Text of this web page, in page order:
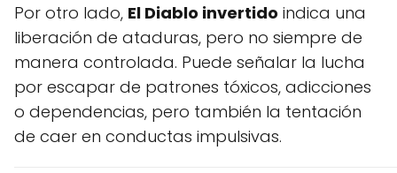
Por otro lado, El Diablo invertido indica una
liberación de ataduras, pero no siempre de
manera controlada. Puede señalar la lucha
por escapar de patrones tóxicos, adicciones
o dependencias, pero también la tentación
de caer en conductas impulsivas.